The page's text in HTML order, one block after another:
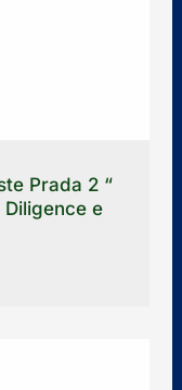
Prada 2 “
Diligence e